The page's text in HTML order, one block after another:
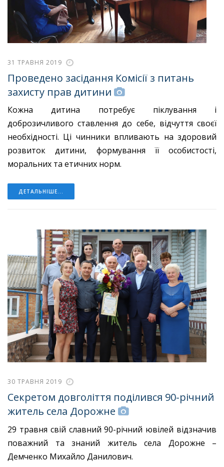
31 ТРАВНЯ 2019
Проведено засідання Комісії з питань
захисту прав дитини
Кожна дитина потребує піклування і
доброзичливого ставлення до себе, відчуття своєї
необхідності. Ці чинники впливають на здоровий
розвиток дитини, формування її особистості,
моральних та етичних норм.
ДЕТАЛЬНІШЕ...
30 ТРАВНЯ 2019
Секретом довголіття поділився 90-річний
житель села Дорожне
29 травня свій славний 90-річний ювілей відзначив
поважний та знаний житель села Дорожне –
Демченко Михайло Данилович.